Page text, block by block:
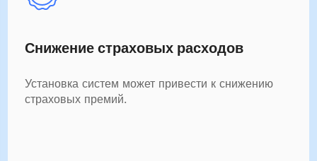
Снижение страховых расходов
Установка систем может привести к снижению
страховых премий.